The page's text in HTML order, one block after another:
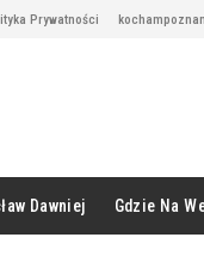
Prywatności
Dawniej Gdzie Na